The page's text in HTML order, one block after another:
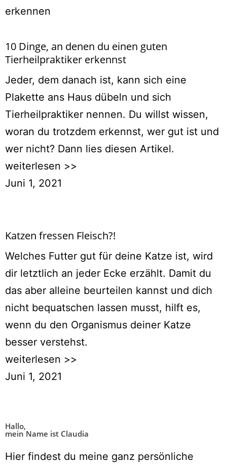
10 Dinge, an denen du einen guten
Tierheilpraktiker erkennst
Jeder, dem danach ist, kann sich eine
Plakette ans Haus dübeln und sich
Tierheilpraktiker nennen. Du willst wissen,
woran du trotzdem erkennst, wer gut ist und
wer nicht? Dann lies diesen Artikel.
weiterlesen >>
Juni 1, 2021
Katzen fressen Fleisch?!
Welches Futter gut für deine Katze ist, wird
dir letztlich an jeder Ecke erzählt. Damit du
das aber alleine beurteilen kannst und dich
nicht bequatschen lassen musst, hilft es,
wenn du den Organismus deiner Katze
besser verstehst.
weiterlesen >>
Juni 1, 2021
Hallo,
mein Name ist Claudia
Hier findest du meine ganz persönliche